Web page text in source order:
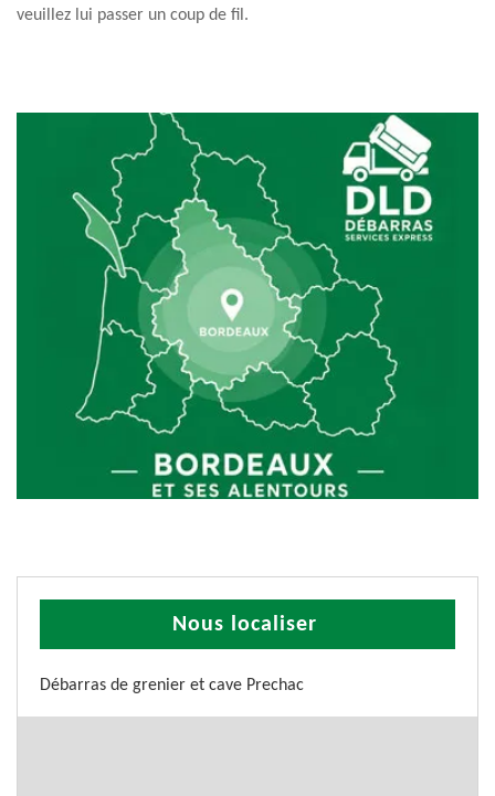
veuillez lui passer un coup de fil.
Nous localiser
Débarras de grenier et cave Prechac